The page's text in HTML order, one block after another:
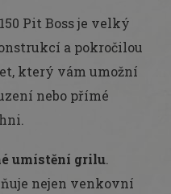
Pit Boss je velký
a pokročilou
který vám umožní
nebo přímé
umístění grilu.
nejen venkovní